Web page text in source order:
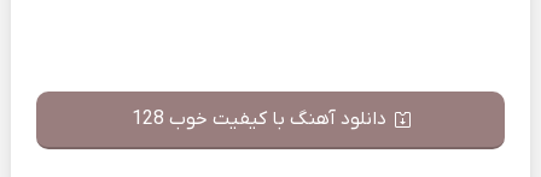
دانلود آهنگ با کیفیت خوب 128